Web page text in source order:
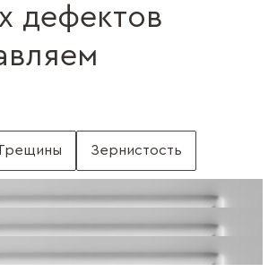
дефектов
Зернистость
шагрени